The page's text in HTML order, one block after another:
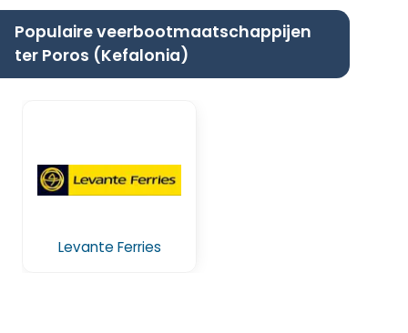
Populaire veerbootmaatschappijen
ter Poros (Kefalonia)
Levante Ferries